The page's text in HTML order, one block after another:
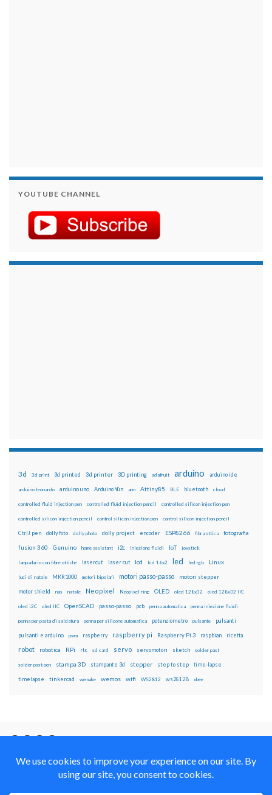
YOUTUBE CHANNEL
3d 3d print 3d printed 3d printer 3D printing adafruit arduino arduino ide
arduino leonardo arduino uno Arduino Yún arm Attiny85 BLE bluetooth cloud
controlled fluid injection pen controlled fluid injection pencil controlled silicon injection pen
controlled silicon injection pencil control silicon injection pen control silicon injection pencil
CtrlJ pen dolly foto dolly photo dolly project encoder ESP8266 fibra ottica fotografia
fusion 360 Genuino home assistant i2c iniezione fluidi IoT joystick
lampadario con fibre ottiche lasercut laser cut lcd lcd 16x2 led led rgb Linux
luci di natale MKR1000 motori bipolari motori passo-passo motori stepper
motor shield nas natale Neopixel Neopixel ring OLED oled 128x32 oled 128x32 IIC
oled i2C oled IIC OpenSCAD passo-passo pcb penna automatica penna iniezione fluidi
penna per pasta di saldatura penna per silicone automatica potenziometro pulsante pulsanti
pulsanti e arduino pwm raspberry raspberry pi Raspberry Pi 3 raspbian ricetta
robot robotica RPi rtc sd card servo servomotori sketch solder past
solder past pen stampa 3D stampante 3d stepper step to step time-lapse
timelapse tinkercad wemake wemos wifi WS2812 ws2812B xbee
Alike 4.0 International